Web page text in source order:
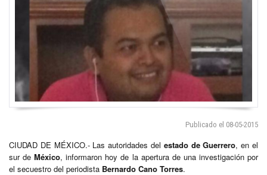
Publicado el 08-05-2015
CIUDAD DE MÉXICO.- Las autoridades del estado de Guerrero, en el
sur deMéxico, informaron hoy de la apertura de una investigación por
el secuestro del periodista Bernardo Cano Torres.